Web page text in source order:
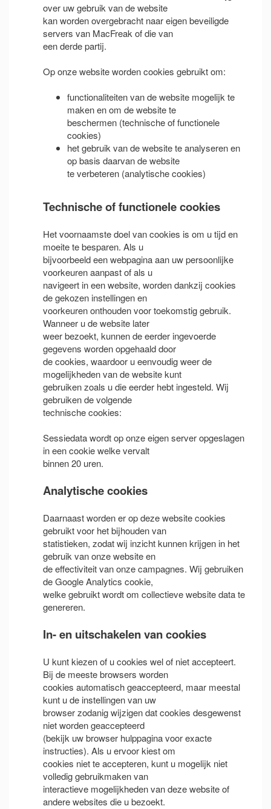
over uw gebruik van de website
kan worden overgebracht naar eigen beveiligde
servers van MacFreak of die van
een derde partij.
Op onze website worden cookies gebruikt om:
functionaliteiten van de website mogelijk te
maken en om de website te
beschermen (technische of functionele
cookies)
het gebruik van de website te analyseren en
op basis daarvan de website
te verbeteren (analytische cookies)
Technische of functionele cookies
Het voornaamste doel van cookies is om u tijd en
moeite te besparen. Als u
bijvoorbeeld een webpagina aan uw persoonlijke
voorkeuren aanpast of als u
navigeert in een website, worden dankzij cookies
de gekozen instellingen en
voorkeuren onthouden voor toekomstig gebruik.
Wanneer u de website later
weer bezoekt, kunnen de eerder ingevoerde
gegevens worden opgehaald door
de cookies, waardoor u eenvoudig weer de
mogelijkheden van de website kunt
gebruiken zoals u die eerder hebt ingesteld. Wij
gebruiken de volgende
technische cookies:
Sessiedata wordt op onze eigen server opgeslagen
in een cookie welke vervalt
binnen 20 uren.
Analytische cookies
Daarnaast worden er op deze website cookies
gebruikt voor het bijhouden van
statistieken, zodat wij inzicht kunnen krijgen in het
gebruik van onze website en
de effectiviteit van onze campagnes. Wij gebruiken
de Google Analytics cookie,
welke gebruikt wordt om collectieve website data te
genereren.
In- en uitschakelen van cookies
U kunt kiezen of u cookies wel of niet accepteert.
Bij de meeste browsers worden
cookies automatisch geaccepteerd, maar meestal
kunt u de instellingen van uw
browser zodanig wijzigen dat cookies desgewenst
niet worden geaccepteerd
(bekijk uw browser hulppagina voor exacte
instructies). Als u ervoor kiest om
cookies niet te accepteren, kunt u mogelijk niet
volledig gebruikmaken van
interactieve mogelijkheden van deze website of
andere websites die u bezoekt.